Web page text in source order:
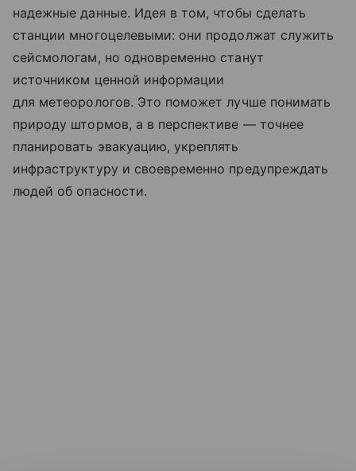
надежные данные. Идея в том, чтобы сделать
станции многоцелевыми: они продолжат служить
сейсмологам, но одновременно станут
источником ценной информации
для метеорологов. Это поможет лучше понимать
природу штормов, а в перспективе — точнее
планировать эвакуацию, укреплять
инфраструктуру и своевременно предупреждать
людей об опасности.